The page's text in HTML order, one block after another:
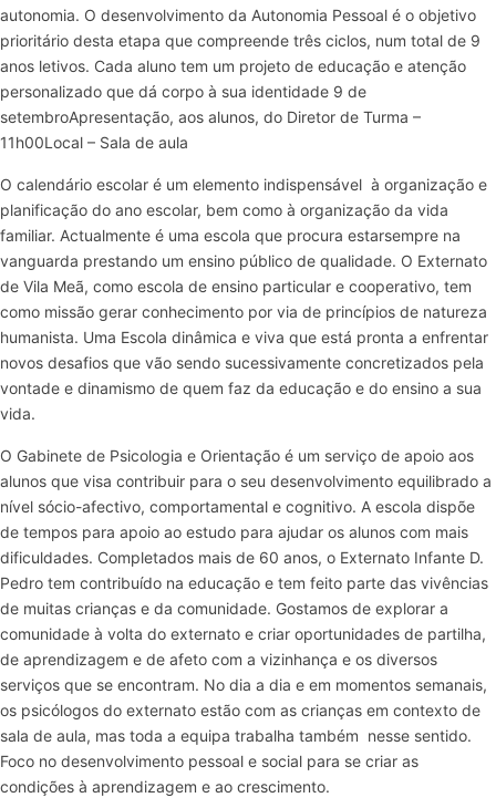
autonomia. O desenvolvimento da Autonomia Pessoal é o objetivo
prioritário desta etapa que compreende três ciclos, num total de 9
anos letivos. Cada aluno tem um projeto de educação e atenção
personalizado que dá corpo à sua identidade 9 de
setembroApresentação, aos alunos, do Diretor de Turma –
11h00Local – Sala de aula
O calendário escolar é um elemento indispensável à organização e
planificação do ano escolar, bem como à organização da vida
familiar. Actualmente é uma escola que procura estarsempre na
vanguarda prestando um ensino público de qualidade. O Externato
de Vila Meã, como escola de ensino particular e cooperativo, tem
como missão gerar conhecimento por via de princípios de natureza
humanista. Uma Escola dinâmica e viva que está pronta a enfrentar
novos desafios que vão sendo sucessivamente concretizados pela
vontade e dinamismo de quem faz da educação e do ensino a sua
vida.
O Gabinete de Psicologia e Orientação é um serviço de apoio aos
alunos que visa contribuir para o seu desenvolvimento equilibrado a
nível sócio-afectivo, comportamental e cognitivo. A escola dispõe
de tempos para apoio ao estudo para ajudar os alunos com mais
dificuldades. Completados mais de 60 anos, o Externato Infante D.
Pedro tem contribuído na educação e tem feito parte das vivências
de muitas crianças e da comunidade. Gostamos de explorar a
comunidade à volta do externato e criar oportunidades de partilha,
de aprendizagem e de afeto com a vizinhança e os diversos
serviços que se encontram. No dia a dia e em momentos semanais,
os psicólogos do externato estão com as crianças em contexto de
sala de aula, mas toda a equipa trabalha também nesse sentido.
Foco no desenvolvimento pessoal e social para se criar as
condições à aprendizagem e ao crescimento.